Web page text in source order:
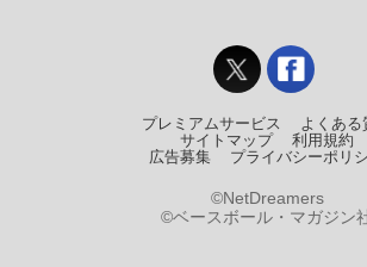
プレミアムサービス
よくある
サイトマップ
利用規約
広告募集
プライバシーポリ
©NetDreamers
©ベースボール・マガジン